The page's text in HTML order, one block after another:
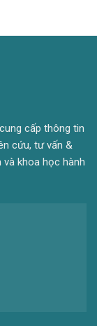
cấp thông tin
cứu, tư vấn &
khoa học hành